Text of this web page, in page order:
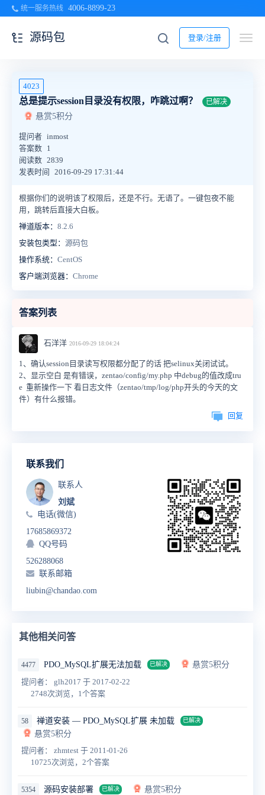
统一服务热线 4006-8899-23
登录/注册
源码包
4023
总是提示session目录没有权限，咋跳过啊？ 已解决
悬赏5积分
提问者 inmost
答案数 1
阅读数 2839
发表时间
2016-09-29 17:31:44
根据你们的说明该了权限后，还是不行。无语了。一键包夜不能
用，跳转后直接大白板。
禅道版本： 8.2.6
安装包类型： 源码包
操作系统： CentOS
客户端浏览器： Chrome
答案列表
石洋洋 2016-09-29 18:04:24
1、确认session目录读写权限都分配了的话 把selinux关闭试试。
2、显示空白 是有错误，zentao/config/my.php 中debug的值改成tru
e 重新操作一下 看日志文件（zentao/tmp/log/php开头的今天的文
件）有什么报错。
回复
联系我们
联系人
刘斌
电话(微信)
17685869372
QQ号码
526288068
联系邮箱
liubin@chandao.com
其他相关问答
4477 PDO_MySQL扩展无法加载 已解决
悬赏5积分
提问者： glh2017 于 2017-02-22
2748次浏览，1个答案
58 禅道安装 — PDO_MySQL扩展 未加载 已解决
悬赏5积分
提问者： zhmtest 于 2011-01-26
10725次浏览，2个答案
5354 源码安装部署 已解决 悬赏5积分